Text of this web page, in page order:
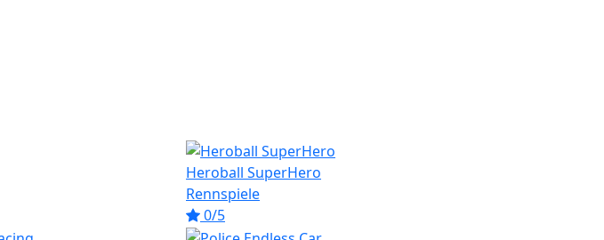
Heroball SuperHero
Rennspiele
0/5